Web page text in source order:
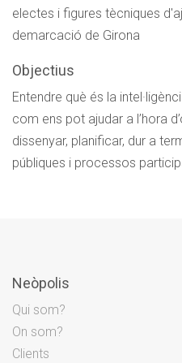
electes i figures tècniques
demarcació de Girona
Objectius
Entendre què és la
com ens pot ajudar a l’hora
dissenyar, planificar, dur a
públiques i processos
Neòpolis
Qui som?
On som?
Clients